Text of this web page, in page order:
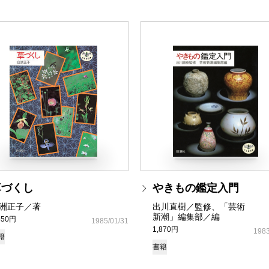
くし
正子／著
円
1985/01/31
やきもの鑑定入門
出川直樹／監修、「芸術
新潮」編集部／編
1,870円
書籍